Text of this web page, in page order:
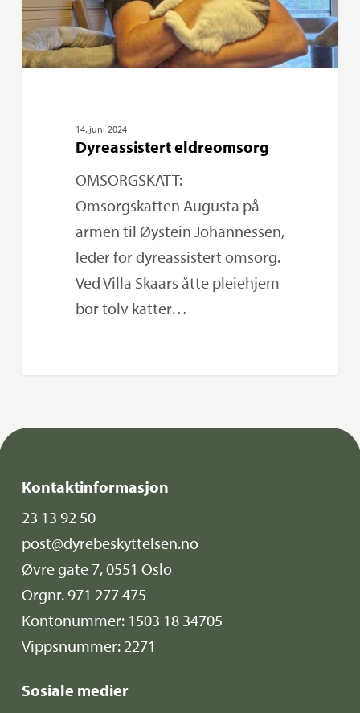
14. juni 2024
Dyreassistert eldreomsorg
OMSORGSKATT:
Omsorgskatten Augusta på
armen til Øystein Johannessen,
leder for dyreassistert omsorg.
Ved Villa Skaars åtte pleiehjem
bor tolv katter…
Kontaktinformasjon
23 13 92 50
post@dyrebeskyttelsen.no
Øvre gate 7, 0551 Oslo
Orgnr. 971 277 475
Kontonummer: 1503 18 34705
Vippsnummer: 2271
Sosiale medier